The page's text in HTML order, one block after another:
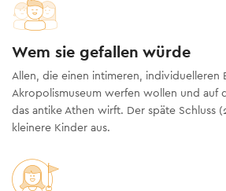
Wem sie gefallen würde
Allen, die einen intimeren, individuelleren
Akropolismuseum werfen wollen und auf
das antike Athen wirft. Der späte Schluss
kleinere Kinder aus.